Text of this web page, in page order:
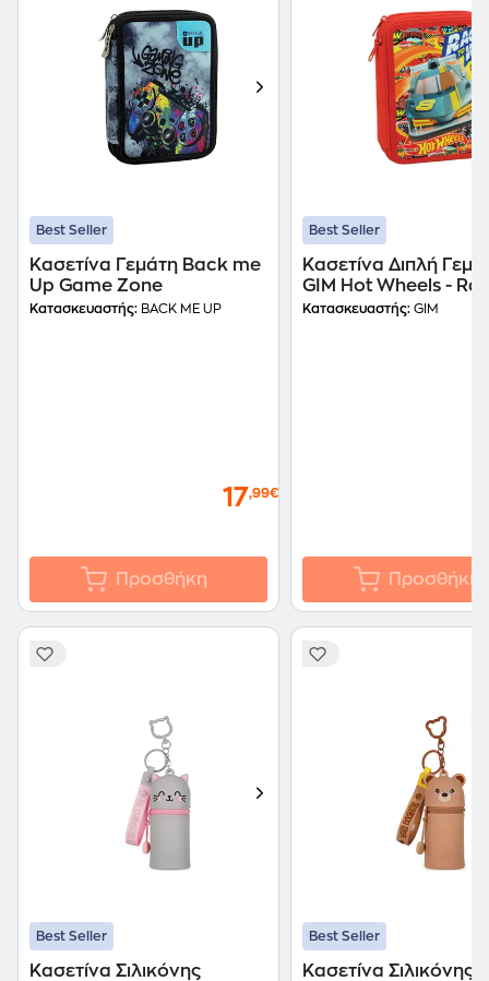
Best Seller
Κασετίνα Γεμάτη Back me
Up Game Zone
Κατασκευαστής: BACK ME UP
17,99€
Προσθήκη
Best Seller
Κασετίνα Διπλή
GIM Hot Wheels -
Win
Κατασκευαστής: GIM
Προσθήκη
Best Seller
Κασετίνα Σιλικόνης
Best Seller
Κασετίνα Σιλικόνης